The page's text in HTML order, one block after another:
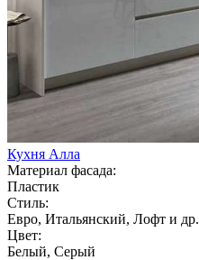
Кухня Алла
Материал фасада:
Пластик
Стиль:
Евро, Итальянский, Лофт и др.
Цвет:
Белый, Серый